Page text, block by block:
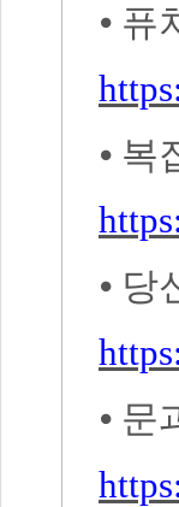
⦁ 퓨
⦁ 복
⦁ 당
⦁ 문